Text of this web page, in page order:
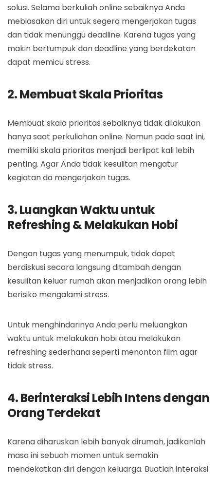
solusi. Selama berkuliah online sebaiknya Anda
mebiasakan diri untuk segera mengerjakan tugas
dan tidak menunggu deadline. Karena tugas yang
makin bertumpuk dan deadline yang berdekatan
dapat memicu stress.
2. Membuat Skala Prioritas
Membuat skala prioritas sebaiknya tidak dilakukan
hanya saat perkuliahan online. Namun pada saat ini,
memiliki skala prioritas menjadi berlipat kali lebih
penting. Agar Anda tidak kesulitan mengatur
kegiatan da mengerjakan tugas.
3. Luangkan Waktu untuk
Refreshing & Melakukan Hobi
Dengan tugas yang menumpuk, tidak dapat
berdiskusi secara langsung ditambah dengan
kesulitan keluar rumah akan menjadikan orang lebih
berisiko mengalami stress.
Untuk menghindarinya Anda perlu meluangkan
waktu untuk melakukan hobi atau melakukan
refreshing sederhana seperti menonton film agar
tidak stress.
4. Berinteraksi Lebih Intens dengan
Orang Terdekat
Karena diharuskan lebih banyak dirumah, jadikanlah
masa ini sebuah momen untuk semakin
mendekatkan diri dengan keluarga. Buatlah interaksi